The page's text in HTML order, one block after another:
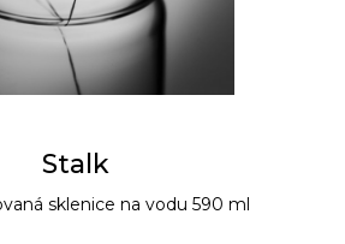
Stalk
sklenice na vodu 590 ml